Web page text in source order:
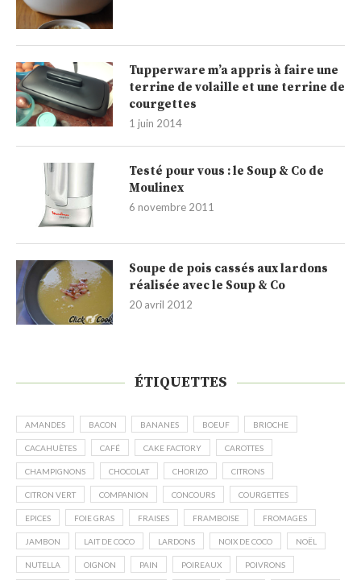
Tupperware m’a appris à faire une
terrine de volaille et une terrine de
courgettes
1 juin 2014
Testé pour vous : le Soup & Co de
Moulinex
6 novembre 2011
Soupe de pois cassés aux lardons
réalisée avec le Soup & Co
20 avril 2012
ÉTIQUETTES
AMANDES BACON BANANES BOEUF BRIOCHE
CACAHUÈTES CAFÉ CAKE FACTORY CAROTTES
CHAMPIGNONS CHOCOLAT CHORIZO CITRONS
CITRON VERT COMPANION CONCOURS COURGETTES
EPICES FOIE GRAS FRAISES FRAMBOISE FROMAGES
JAMBON LAIT DE COCO LARDONS NOIX DE COCO NOËL
NUTELLA OIGNON PAIN POIREAUX POIVRONS